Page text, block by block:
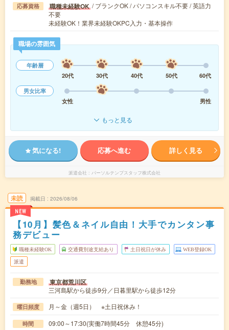
応募資格 職種未経験OK / ブランクOK / パソコンスキル不要 / 英語力
不要
未経験OK！業界未経験OKPC入力・基本操作
職場の雰囲気
年齢層
20代
30代 40代 50代
60代
男女比率
女性
男性
もっと見る
気になる! 応募へ進む 詳しく見る
派遣会社 パーソルテンプスタッフ株式会社
未読
NEW
掲載日 2026/08/06
【10月】髪色＆ネイル自由！大手でカンタン事
務デビュー
職種未経験OK 交通費別途支給あり 土日祝日が休み WEB登録OK
派遣
勤務地 東京都荒川区
三河島駅から徒歩9分／日暮里駅から徒歩12分
曜日頻度 月～金（週5日） ※土日祝休み！
時間 09:00～17:30(実働7時間45分 休憩45分)